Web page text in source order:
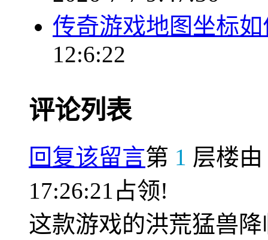
传奇游戏地图坐标
12:6:22
评论列表
回复该留言第 1 层楼由
17:26:21占领!
这款游戏的洪荒猛兽